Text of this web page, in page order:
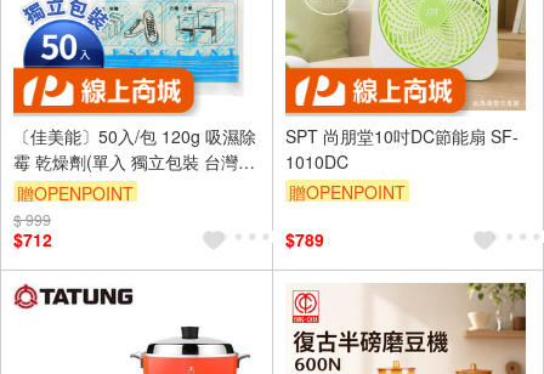
〔佳美能〕50入/包 120g 吸濕除
霉 乾燥劑(單入 獨立包裝 台灣
製)
贈OPENPOINT
$ 999
$712
SPT 尚朋堂10吋DC節能扇 SF-
1010DC
贈OPENPOINT
$789